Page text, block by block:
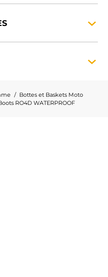
Bottes et Baskets Moto
RO4D WATERPROOF